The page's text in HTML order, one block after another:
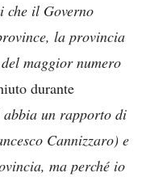
che il Governo
la provincia
maggior numero
durante
abbia un rapporto di
Cannizzaro) e
ma perché io